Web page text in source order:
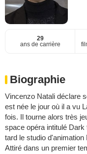
29
ans de carrière
Biographie
Vincenzo Natali déclare
est née le jour où il a vu
fois. Il tourne alors très
space opéra intitulé
tard le studio
Attiré dans un premier